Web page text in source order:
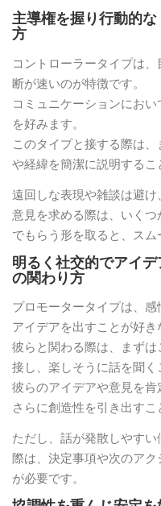
主導権を握り行動的
方
コントローラータイプは
断が速いのが特徴です。
コミュニケーションにお
を好みます。
このタイプと接する際は
や経緯を簡潔に説明するこ
遠回しな表現や雑談は避け
意見を求める際は、いく
でもらう形を取ると、スム
明るく社交的でアイ
の関わり方
プロモータータイプは、
アイデアを出すことが好き
彼らと関わる際は、まず
接し、楽しそうに話を聞く
彼らのアイデアや意見を肯
さらに創造性を引き出すこ
ただし、話が発散しやす
際は、決定事項や次のア
が必要です。